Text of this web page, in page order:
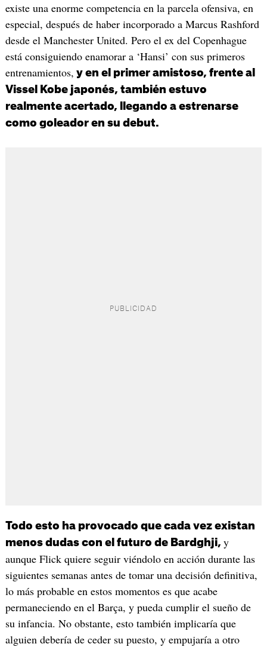
existe una enorme competencia en la parcela ofensiva, en
especial, después de haber incorporado a Marcus Rashford
desde el Manchester United. Pero el ex del Copenhague
está consiguiendo enamorar a ‘Hansi’ con sus primeros
entrenamientos, y en el primer amistoso, frente al
Vissel Kobe japonés, también estuvo
realmente acertado, llegando a estrenarse
como goleador en su debut.
Todo esto ha provocado que cada vez existan
menos dudas con el futuro de Bardghji, y
aunque Flick quiere seguir viéndolo en acción durante las
siguientes semanas antes de tomar una decisión definitiva,
lo más probable en estos momentos es que acabe
permaneciendo en el Barça, y pueda cumplir el sueño de
su infancia. No obstante, esto también implicaría que
alguien debería de ceder su puesto, y empujaría a otro